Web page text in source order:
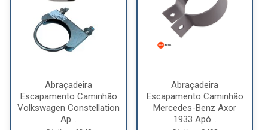
Abraçadeira
Escapamento Caminhão
Volkswagen Constellation
Ap...
Abraçadeira
Escapamento Caminhão
Mercedes-Benz Axor
1933 Apó...